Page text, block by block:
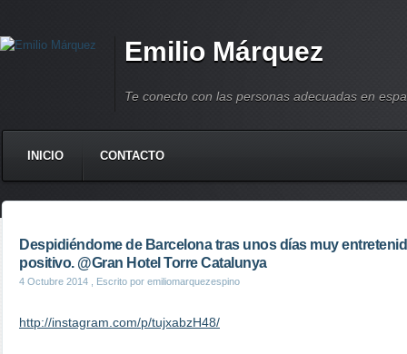
Emilio Márquez
Te conecto con las personas adecuadas en
INICIO CONTACTO
Despidiéndome de Barcelona tras unos días muy
positivo. @Gran Hotel Torre Catalunya
4 Octubre 2014 , Escrito por emiliomarquezespino
http://instagram.com/p/tujxabzH48/